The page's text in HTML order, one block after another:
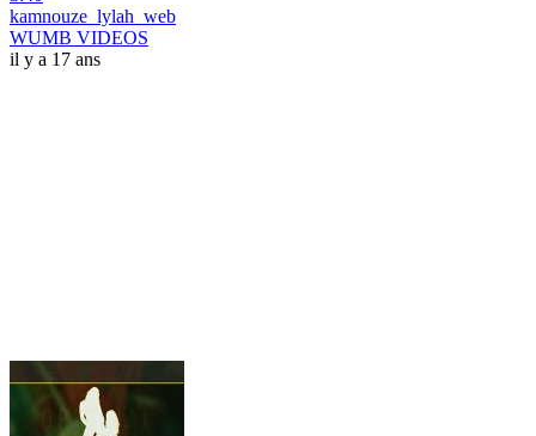
kamnouze_lylah_web
WUMB VIDEOS
il y a 17 ans